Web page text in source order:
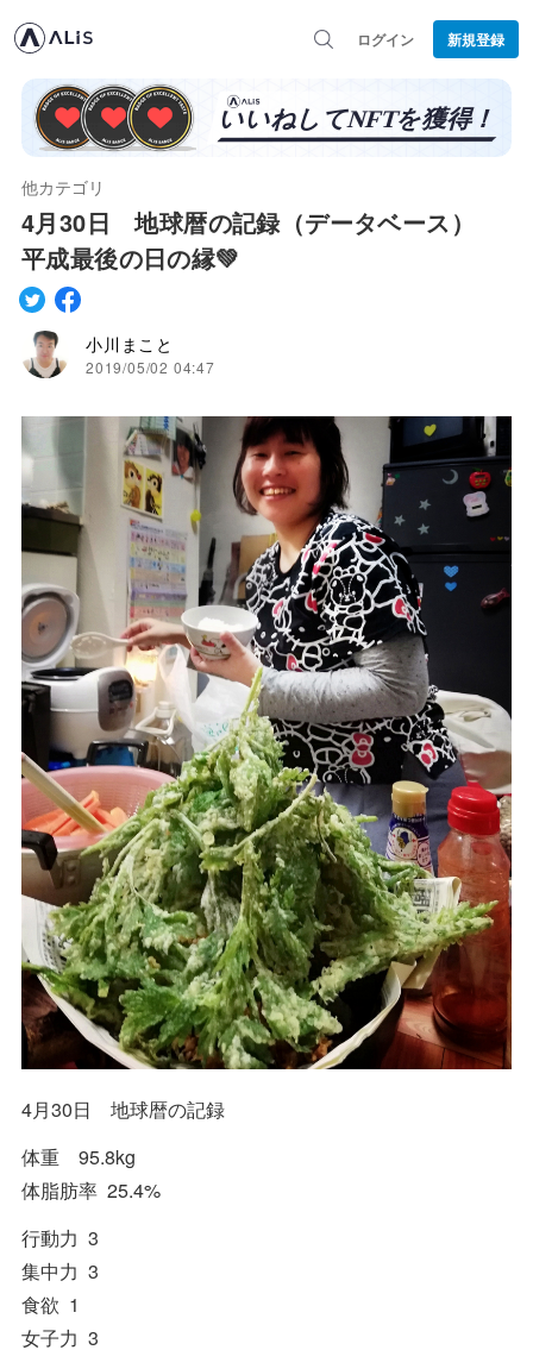
ログイン 新規登録
他カテゴリ
4月30日 地球暦の記録（データベース）
平成最後の日の縁💚
小川まこと
2019/05/02 04:47
4月30日 地球暦の記録
体重 95.8kg
体脂肪率 25.4%
行動力 3
集中力 3
食欲 1
女子力 3